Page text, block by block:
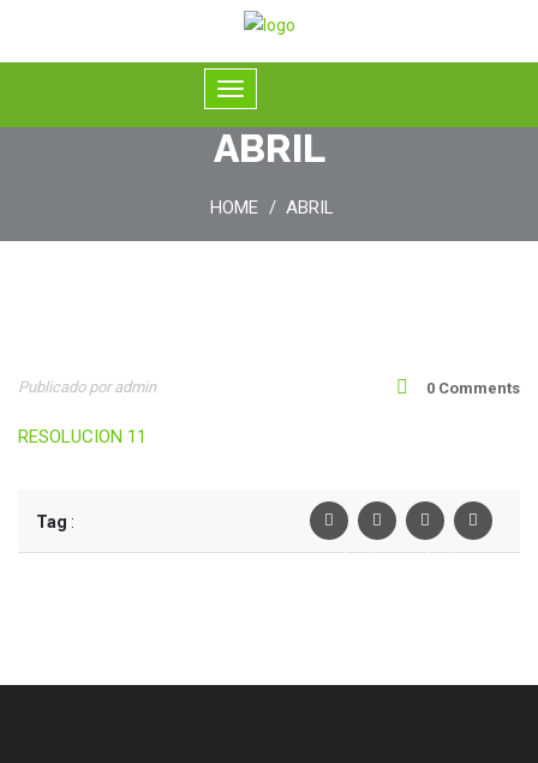
ABRIL
HOME ABRIL
22
Oct
Publicado por admin 0 Comments
RESOLUCION 11
Tag :
FacebookTwiter LinkedinPinterest